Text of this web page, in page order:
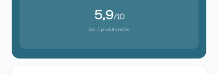
5,9/10
Sur 4 produits notés